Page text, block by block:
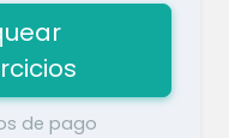
de pago